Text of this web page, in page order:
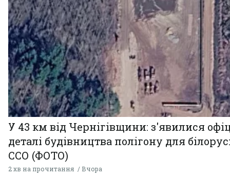
У 43 км від Чернігівщини: з'явилися
деталі будівництва полігону для
ССО (ФОТО)
2 хв на прочитання Вчора